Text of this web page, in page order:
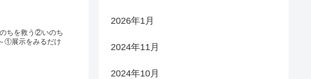
2026年1月
2024年11月
2024年10月